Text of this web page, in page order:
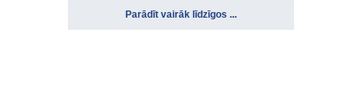
Parādīt vairāk līdzīgos ...